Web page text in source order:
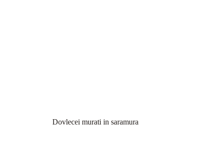
Dovlecei murati in saramura